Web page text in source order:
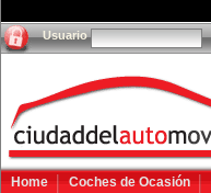
Usuario
Home Coches de Ocasión